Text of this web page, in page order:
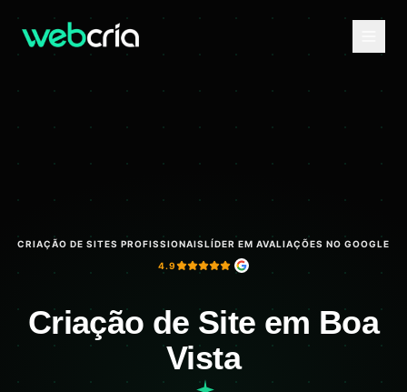
CRIAÇÃO DE SITES PROFISSIONAISLÍDER EM AVALIAÇÕES NO GOOGLE
4.9
Criação de Site em Boa
Vista